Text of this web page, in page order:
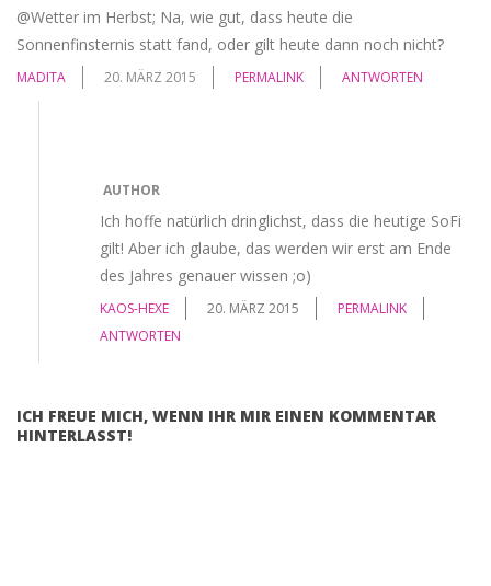
@Wetter im Herbst; Na, wie gut, dass heute die
Sonnenfinsternis statt fand, oder gilt heute dann noch nicht?
MADITA 20. MÄRZ 2015 PERMALINK ANTWORTEN
AUTHOR
Ich hoffe natürlich dringlichst, dass die heutige SoFi
gilt! Aber ich glaube, das werden wir erst am Ende
des Jahres genauer wissen ;o)
KAOS-HEXE 20. MÄRZ 2015
PERMALINK
ANTWORTEN
ICH FREUE MICH, WENN IHR MIR EINEN KOMMENTAR
HINTERLASST!